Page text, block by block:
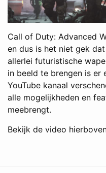
Call of Duty: Advanced
en dus is het niet gek
allerlei futuristische
in beeld te brengen is er
YouTube kanaal
alle mogelijkheden en
meebrengt.
Bekijk de video